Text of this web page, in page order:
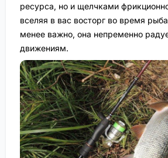
ресурса, но и щелчками
вселяя в вас восторг во время
менее важно, она непременно
движениям.